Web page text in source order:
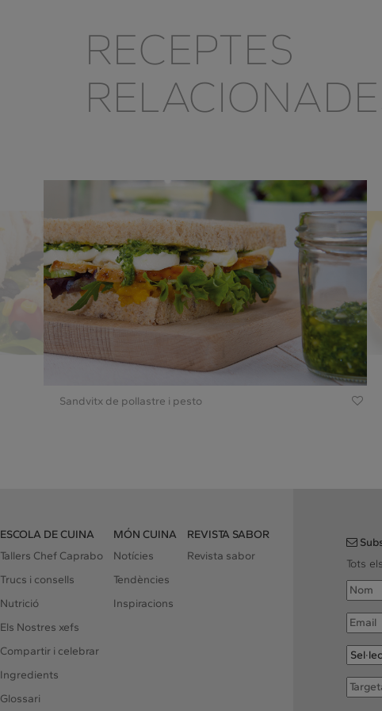
RECEPTES
Sandvitx de pollastre i pesto
ESCOLA DE CUINA
Tallers Chef Caprabo
Trucs i consells
Nutrició
Els Nostres xefs
Compartir i celebrar
Ingredients
Glossari
MÓN CUINA
Notícies
Tendències
Inspiracions
REVISTA SABOR
Revista sabor
Tots